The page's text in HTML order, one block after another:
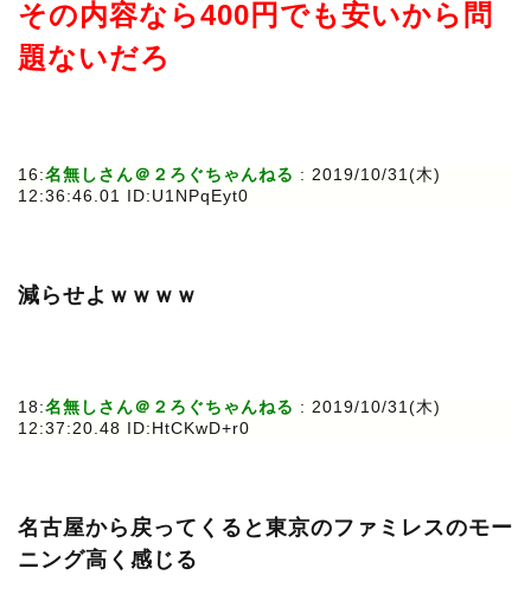
その内容なら400円でも安いから問
題ないだろ
16:名無しさん＠２ろぐちゃんねる : 2019/10/31(木)
12:36:46.01 ID:U1NPqEyt0
減らせよｗｗｗｗ
18:名無しさん＠２ろぐちゃんねる : 2019/10/31(木)
12:37:20.48 ID:HtCKwD+r0
名古屋から戻ってくると東京のファミレスのモー
ニング高く感じる